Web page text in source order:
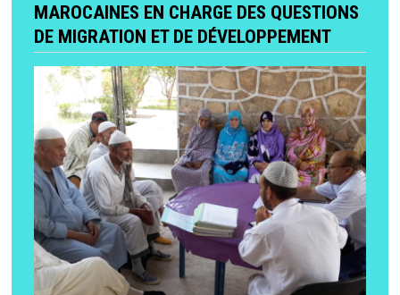
MAROCAINES EN CHARGE DES QUESTIONS
DE MIGRATION ET DE DÉVELOPPEMENT